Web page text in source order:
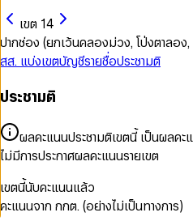
เขต 14
ปากช่อง (ยกเว้นคลองม่วง, โป่งตาลอง,
สส. แบ่งเขตบัญชีรายชื่อประชามติ
ประชามติ
ผลคะแนนประชามติเขตนี้ เป็นผลคะ
ไม่มีการประกาศผลคะแนนรายเขต
เขตนี้นับคะแนนแล้ว
คะแนนจาก กกต. (อย่างไม่เป็นทางการ)
0
1
2
3
4
5
6
0
1
2
3
4
5
6
7
8
0
2
3
4
5
6
7
0
1
2
3
0
1